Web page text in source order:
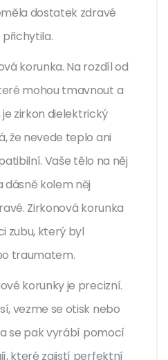
dostatek zdravé
korunka. Na rozdíl od
mohou tmavnout a
zirkon dielektrický
že nevede teplo ani
Vaše tělo na něj
dásně kolem něj
Zirkonová korunka
zubu, který byl
traumatem.
korunky je precizní.
vezme se otisk nebo
se pak vyrábí pomocí
které zajistí perfektní